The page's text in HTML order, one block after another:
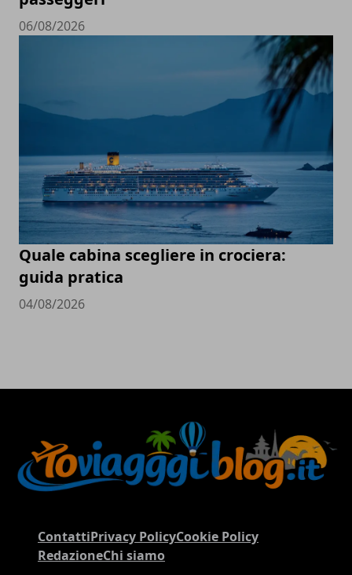
06/08/2026
Quale cabina scegliere in crociera:
guida pratica
04/08/2026
ContattiPrivacy PolicyCookie Policy
RedazioneChi siamo